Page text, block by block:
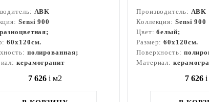
ABK
Sensi 900
разноцветная;
60x120см.
полированная;
керамогранит
7 626 i м2
Производитель: ABK
Коллекция: Sensi 900
Цвет:белый;
Размер:60x120см.
Поверхность:
Материал:
7 626 i